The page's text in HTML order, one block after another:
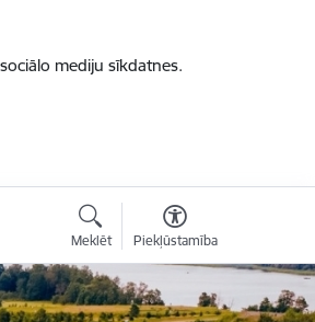
mediju sīkdatnes.
Meklēt Piekļūstamība